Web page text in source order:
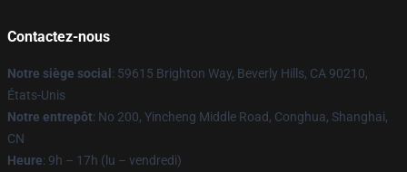
Contactez-nous
Notre siège social : 59615 Brighton Way, Beverly Hills, CA 90210,
États-Unis
Notre entrepôt: No 200, Yincheng Middle Road, Conghua, Shanghai,
CN
Heure: 9h – 17h (lu – vendredi)